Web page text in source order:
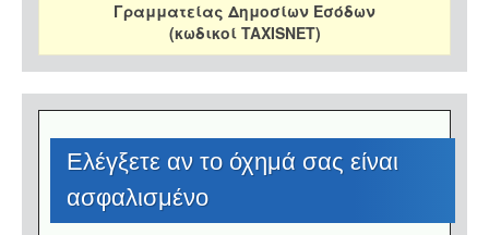
Γραμματείας Δημοσίων Εσόδων
(κωδικοί TAXISNET)
Eλέγξετε αν το όχημά σας είναι
ασφαλισμένο